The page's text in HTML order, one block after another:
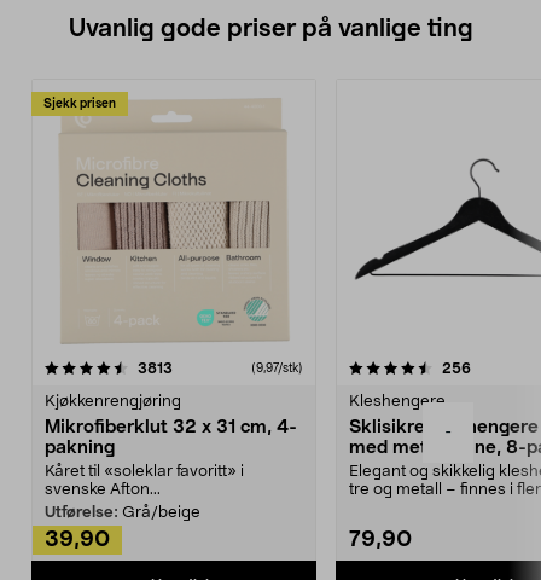
-
Uvanlig gode priser på vanlige ting
Sjekk prisen
3813 anmeldelser(9,97/stk)
Kjøkkenrengjøring
Mikrofiberklut 32 x 31 cm, 4-
pakning
Kåret til «soleklar favoritt» i
svenske Afton...
Utførelse: Grå/beige
39,90
4.5av 5 stjerner 256
Kleshengere
Sklisikre
med metallpinne, 8-
Elegant og skikkelig
tre og metall – finnes i
79,90
4.5av 5 stjerner